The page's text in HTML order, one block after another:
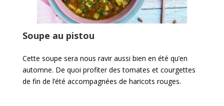
Soupe au pistou
Cette soupe sera nous ravir aussi bien en été qu’en
automne. De quoi profiter des tomates et courgettes
de fin de l’été accompagnées de haricots rouges.